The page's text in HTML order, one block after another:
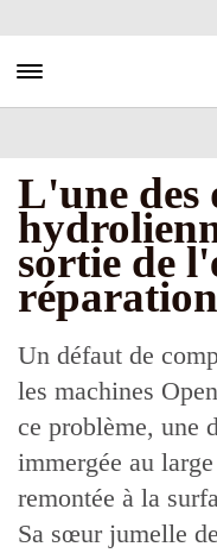
au
principal
Toggle navigation
L'une des
sortie de
Un défaut de
les machines
ce problème, une
immergée au
remontée à la
Sa sœur jumelle